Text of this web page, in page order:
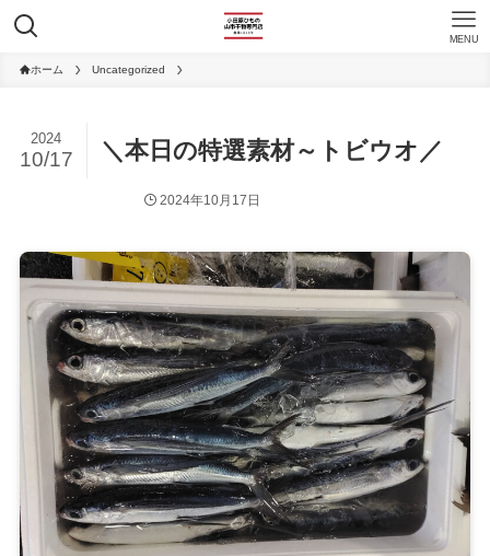
MENU
ホーム Uncategorized
＼本日の特選素材～トビウオ／
2024
10/17
2024年10月17日